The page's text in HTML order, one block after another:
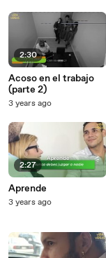
2:30
Acoso en el trabajo
(parte 2)
3 years ago
2:27
Aprende
3 years ago